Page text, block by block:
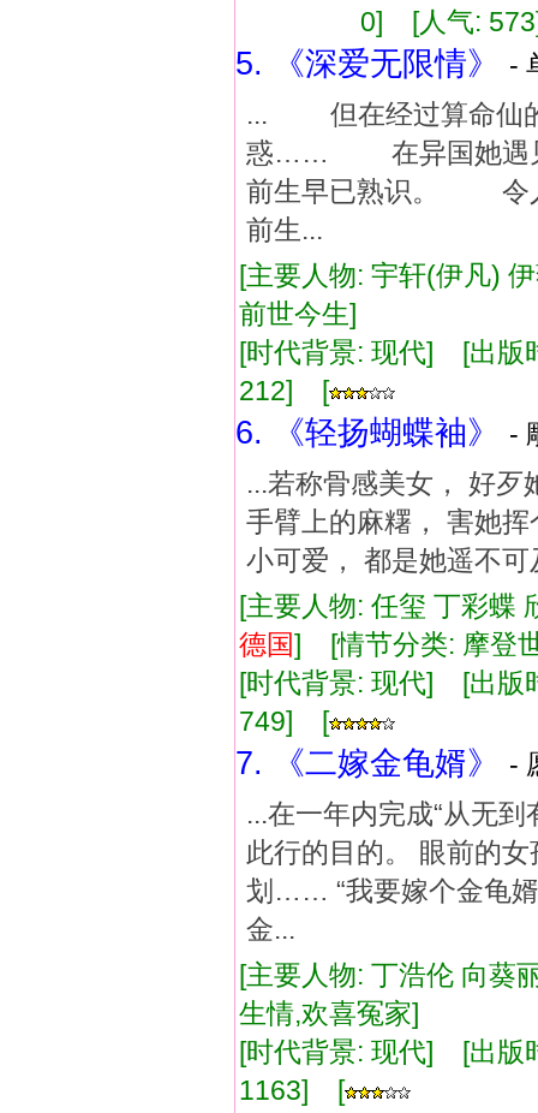
0] [人气:
5. 《深爱无限情》
-
... 但在经过算命仙
惑…… 在异国她遇见
前生早已熟识。 令
前生...
[主要人物: 宇轩(伊凡)
前世今生]
[时代背景: 现代] [出
212] [
6. 《轻扬蝴蝶袖》
-
...若称骨感美女， 好
手臂上的麻糬， 害她
小可爱， 都是她遥不
[主要人物: 任玺 丁彩蝶
德国] [情节分类: 摩登
[时代背景: 现代] [出
749] [
7. 《二嫁金龟婿》
-
...在一年内完成“从无
此行的目的。 眼前的
划…… “我要嫁个金龟
金...
[主要人物: 丁浩伦 向
生情,欢喜冤家]
[时代背景: 现代] [出
1163] [